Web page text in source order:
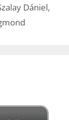
Dániel,